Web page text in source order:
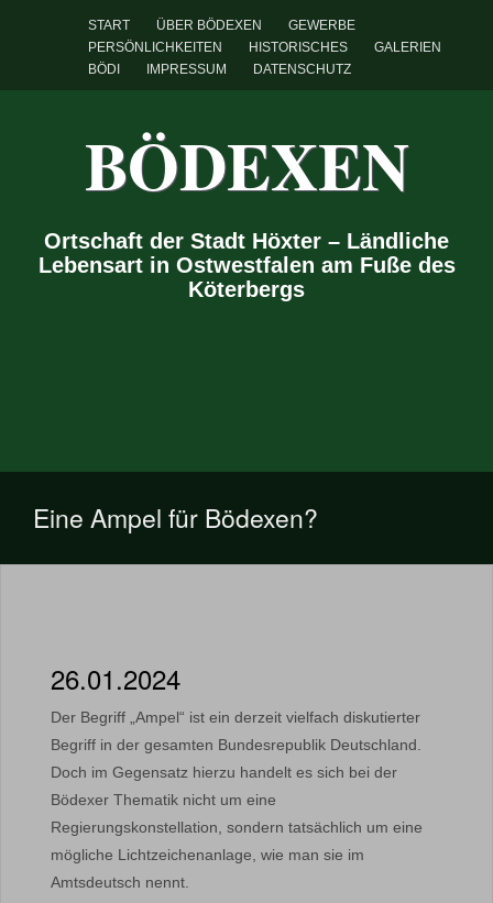
START ÜBER BÖDEXEN
GEWERBE
PERSÖNLICHKEITEN
HISTORISCHES
GALERIEN
BÖDI
IMPRESSUM DATENSCHUTZ
BÖDEXEN
Ortschaft der Stadt Höxter – Ländliche
Lebensart in Ostwestfalen am Fuße des
Köterbergs
Eine Ampel für Bödexen?
26.01.2024
Der Begriff „Ampel“ ist ein derzeit vielfach diskutierter
Begriff in der gesamten Bundesrepublik Deutschland.
Doch im Gegensatz hierzu handelt es sich bei der
Bödexer Thematik nicht um eine
Regierungskonstellation, sondern tatsächlich um eine
mögliche Lichtzeichenanlage, wie man sie im
Amtsdeutsch nennt.